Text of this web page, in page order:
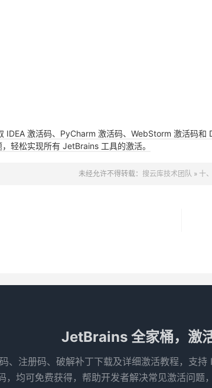
IDEA 激活码、PyCharm 激活码、WebStorm 激活码
轻松实现所有 JetBrains 工具的激活。
未经允许不得转载： 搜云库技术团队 » 十
JetBrains 全家桶，激
、注册码、破解补丁下载及详细激活教程，支
，均可免费获得，帮助开发者解决常见激活问